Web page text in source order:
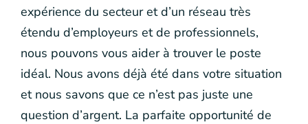
expérience du secteur et d’un réseau très
étendu d’employeurs et de professionnels,
nous pouvons vous aider à trouver le poste
idéal. Nous avons déjà été dans votre situation
et nous savons que ce n’est pas juste une
question d’argent. La parfaite opportunité de